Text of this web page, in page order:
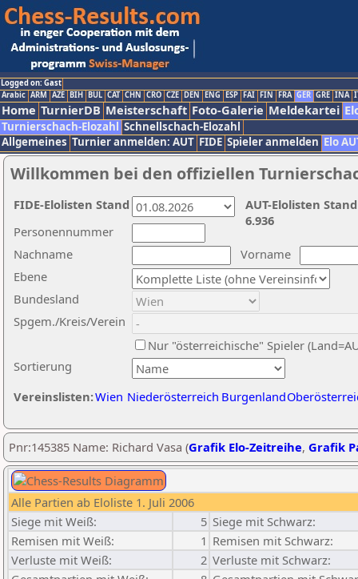
Logged on: Gast
Arabic ARM AZE BIH BUL CAT CHN CRO CZE DEN ENG ESP FAI FIN FRA GER GRE INA
Home TurnierDB Meisterschaft Foto-Galerie Meldekartei
Turnierschach-Elozahl Schnellschach-Elozahl
Allgemeines Turnier anmelden: AUT FIDE Spieler anmelden Elo
Willkommen bei den offiziellen
Nachname
Vorname
Ebene
Sortierung
Personennummer
Bundesland
Spgem./Kreis/Verein
Nur "österreichische" Spieler
Vereinslisten:Wien Niederösterreich Burgenland
AUT-Elolisten
6.936
FIDE-Elolisten Stand
Pnr:145385 Name: Richard Vasa (Grafik Elo-Zeitreihe, Grafik
Alle Partien ab Eloliste 1. Juli 2006
Siege mit Weiß:
5 Siege mit Schwarz:
Remisen mit Weiß:
1 Remisen mit Schwarz:
Verluste mit Weiß:
2 Verluste mit Schwarz: